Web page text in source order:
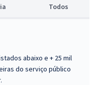
Todos
abaixo e + 25 mil
do serviço público